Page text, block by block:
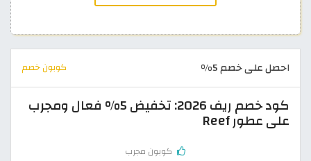
احصل على خصم 5% كوبون خصم
كود خصم ريف 2026: تخفيض 5% فعال ومجرب
على عطور Reef
كوبون مجرب